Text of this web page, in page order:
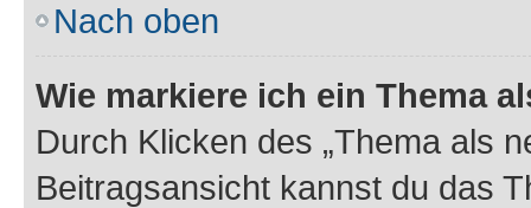
Nach oben
Wie markiere ich ein Thema
Durch Klicken des „Thema als
Beitragsansicht kannst du das